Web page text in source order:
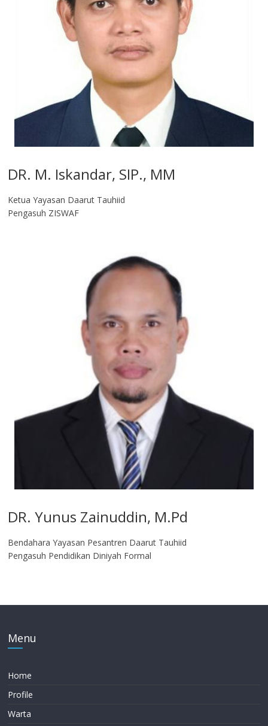
DR. M. Iskandar, SIP., MM
Ketua Yayasan Daarut Tauhiid
Pengasuh ZISWAF
DR. Yunus Zainuddin, M.Pd
Bendahara Yayasan Pesantren Daarut Tauhiid
Pengasuh Pendidikan Diniyah Formal
Menu
Home
Profile
Warta